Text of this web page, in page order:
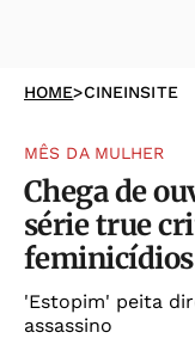
HOME>CINEINSITE
MÊS DA MULHER
Chega de
série true
feminicídios
'Estopim' peita
assassino